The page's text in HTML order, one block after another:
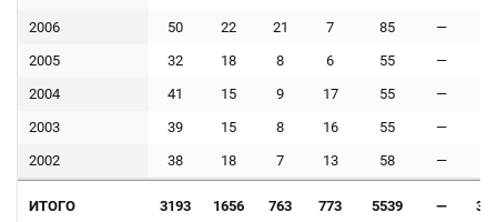
ИТОГО 3193 1656 763 773 5539 —
— Отмененных 6 4 2 0 8 —
—
Незаконченных
1 0 0 0 0 —
— Техн. побед 1 1 0 0 0 —
— Техн.
поражений
1 0 0 1 0 —
2006
50 22 21 7 85 —
2005
32 18 8 6 55 —
2004
41 15 9 17 55 —
2003
39 15 8 16 55 —
2002
38 18 7 13 58 —
ИТОГО 3193 1656 763 773 5539 —